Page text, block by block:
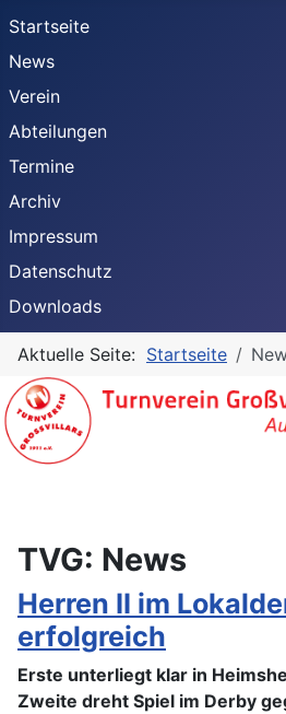
Startseite
News
Verein
Abteilungen
Termine
Archiv
Impressum
Datenschutz
Downloads
Aktuelle Seite: Startseite
TVG: News
Herren II im
erfolgreich
Erste unterliegt klar in
Zweite dreht Spiel im Derby